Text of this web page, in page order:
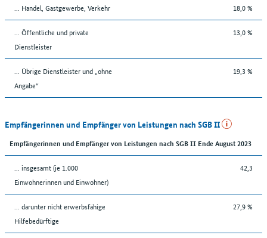
... Handel, Gastgewerbe, Verkehr 18,0 %
... Öffentliche und private
Dienstleister
13,0 %
... Übrige Dienstleister und „ohne
Angabe“
19,3 %
Empfängerinnen und Empfänger von Leistungen nach SGB II
Empfängerinnen und Empfänger von Leistungen nach SGB II Ende August 2023
... insgesamt (je 1.000
Einwohnerinnen und Einwohner)
42,3
... darunter nicht erwerbsfähige
Hilfebedürftige
27,9 %